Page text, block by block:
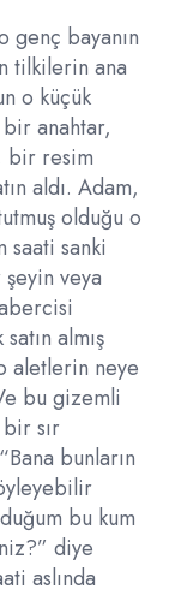
genç bayanın
tilkilerin ana
o küçük
anahtar,
bir resim
aldı. Adam,
olduğu o
saati sanki
veya
almış
aletlerin neye
bu gizemli
sır
bunların
bu kum
diye
aslında